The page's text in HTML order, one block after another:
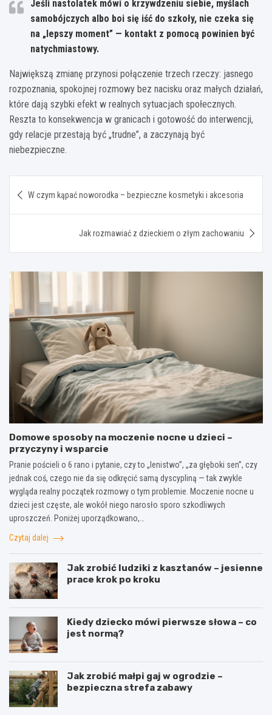
Jeśli nastolatek mówi o krzywdzeniu siebie, myślach
samobójczych albo boi się iść do szkoły, nie czeka się
na „lepszy moment” — kontakt z pomocą powinien być
natychmiastowy.
Największą zmianę przynosi połączenie trzech rzeczy: jasnego
rozpoznania, spokojnej rozmowy bez nacisku oraz małych działań,
które dają szybki efekt w realnych sytuacjach społecznych.
Reszta to konsekwencja w granicach i gotowość do interwencji,
gdy relacje przestają być „trudne”, a zaczynają być
niebezpieczne.
wpisu
W czym kąpać noworodka – bezpieczne kosmetyki i akcesoria
Jak rozmawiać z dzieckiem o złym zachowaniu
Domowe sposoby na moczenie nocne u dzieci –
przyczyny i wsparcie
Pranie pościeli o 6 rano i pytanie, czy to „lenistwo”, „za głęboki sen”, czy
jednak coś, czego nie da się odkręcić samą dyscypliną — tak zwykle
wygląda realny początek rozmowy o tym problemie. Moczenie nocne u
dzieci jest częste, ale wokół niego narosło sporo szkodliwych
uproszczeń. Poniżej uporządkowano,…
Czytaj dalej
Jak zrobić ludziki z kasztanów – jesienne
prace krok po kroku
Kiedy dziecko mówi pierwsze słowa – co
jest normą?
Jak zrobić małpi gaj w ogrodzie –
bezpieczna strefa zabawy